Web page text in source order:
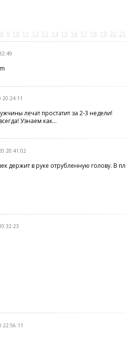
8 9 10 11 12 13 14 15 16 17 18 19 20 21
20:24:11
лечат простатит за 2-3 недели!
Узнаем как...
20:41:02
держит в руке отрубленную голову. В
22:56:11